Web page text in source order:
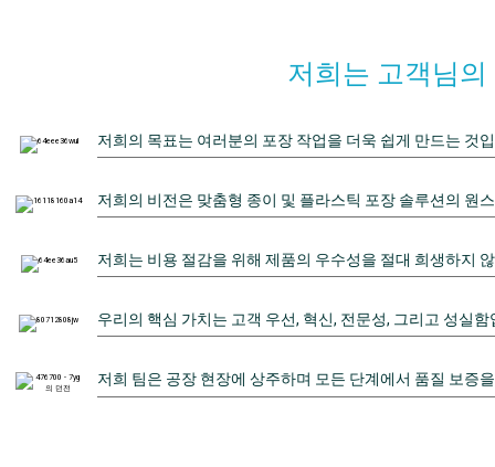
저희는 고객님
저희의 목표는 여러분의 포장 작업을 더욱 쉽게 만드는 것
저희의 비전은 맞춤형 종이 및 플라스틱 포장 솔루션의 원
저희는 비용 절감을 위해 제품의 우수성을 절대 희생하지
우리의 핵심 가치는 고객 우선, 혁신, 전문성, 그리고 성실함
저희 팀은 공장 현장에 상주하며 모든 단계에서 품질 보증